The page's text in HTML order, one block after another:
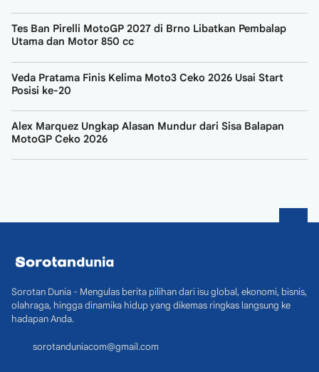
Tes Ban Pirelli MotoGP 2027 di Brno Libatkan Pembalap
Utama dan Motor 850 cc
Veda Pratama Finis Kelima Moto3 Ceko 2026 Usai Start
Posisi ke-20
Alex Marquez Ungkap Alasan Mundur dari Sisa Balapan
MotoGP Ceko 2026
Sorotan Dunia - Mengulas berita pilihan dari isu global, ekonomi, bisnis,
olahraga, hingga dinamika hidup yang dikemas ringkas langsung ke
hadapan Anda.
sorotanduniacom@gmail.com